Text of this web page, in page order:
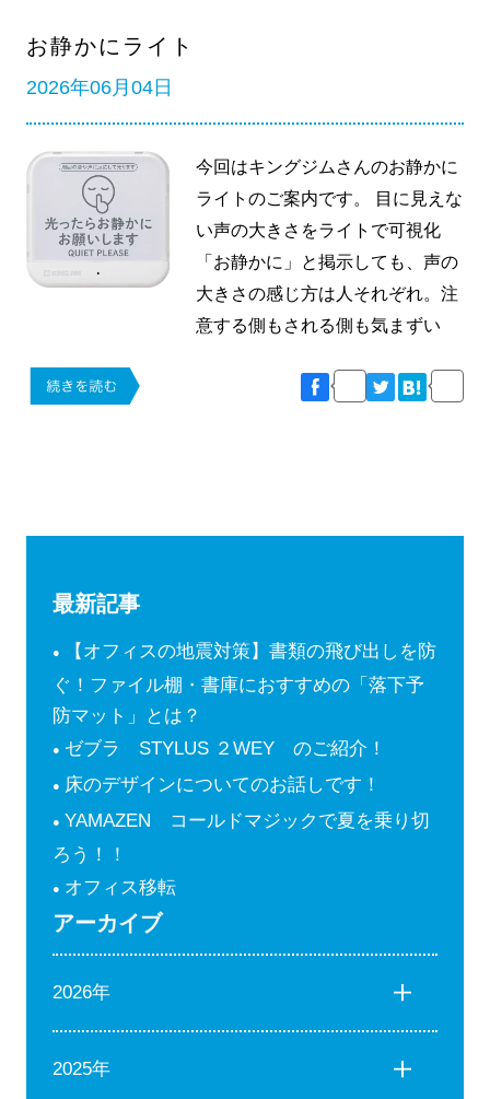
お静かにライト
2026年06月04日
今回はキングジムさんのお静かに
ライトのご案内です。 目に見えな
い声の大きさをライトで可視化
「お静かに」と掲示しても、声の
大きさの感じ方は人それぞれ。注
意する側もされる側も気まずい
最新記事
【オフィスの地震対策】書類の飛び出しを防
ぐ！ファイル棚・書庫におすすめの「落下予
防マット」とは？
ゼブラ STYLUS ２WEY のご紹介！
床のデザインについてのお話しです！
YAMAZEN コールドマジックで夏を乗り切
ろう！！
オフィス移転
アーカイブ
2026年
2025年